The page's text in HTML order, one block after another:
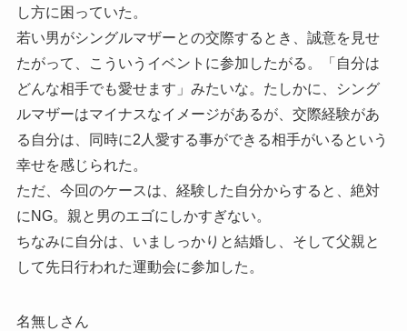
し方に困っていた。
若い男がシングルマザーとの交際するとき、誠意を見せ
たがって、こういうイベントに参加したがる。「自分は
どんな相手でも愛せます」みたいな。たしかに、シング
ルマザーはマイナスなイメージがあるが、交際経験があ
る自分は、同時に2人愛する事ができる相手がいるという
幸せを感じられた。
ただ、今回のケースは、経験した自分からすると、絶対
にNG。親と男のエゴにしかすぎない。
ちなみに自分は、いましっかりと結婚し、そして父親と
して先日行われた運動会に参加した。
名無しさん